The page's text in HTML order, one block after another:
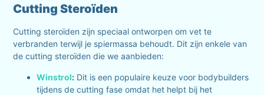
Cutting Steroïden
Cutting steroïden zijn speciaal ontworpen om vet te
verbranden terwijl je spiermassa behoudt. Dit zijn enkele van
de cutting steroïden die we aanbieden:
Winstrol: Dit is een populaire keuze voor bodybuilders
tijdens de cutting fase omdat het helpt bij het